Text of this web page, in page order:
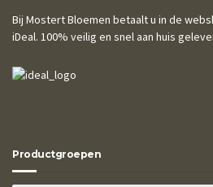
Bij Mostert Bloemen betaalt u in de
iDeal. 100% veilig en snel aan huis
Productgroepen